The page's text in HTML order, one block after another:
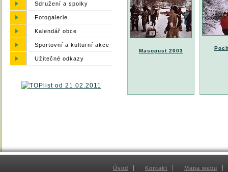
Masopust 2003
Sdružení a spolky
Fotogalerie
Kalendář obce
Sportovní a kulturní akce
Užitečné odkazy
Úvod Kontakt Mapa webu